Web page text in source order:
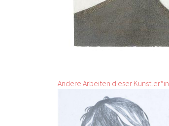
Andere Arbeiten dieser Künstler*in